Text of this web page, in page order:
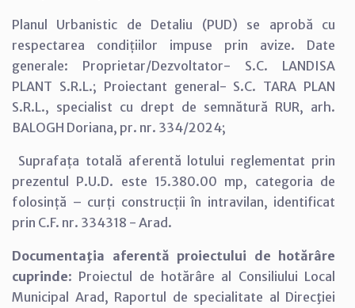
Planul Urbanistic de Detaliu (PUD) se aprobă cu
respectarea condițiilor impuse prin avize. Date
generale: Proprietar/Dezvoltator- S.C. LANDISA
PLANT S.R.L.; Proiectant general- S.C. TARA PLAN
S.R.L., specialist cu drept de semnătură RUR, arh.
BALOGH Doriana, pr. nr. 334/2024;
Suprafața totală aferentă lotului reglementat prin
prezentul P.U.D. este 15.380.00 mp, categoria de
folosință – curți construcții în intravilan, identificat
prin C.F. nr. 334318 - Arad.
Documentaţia aferentă proiectului de hotărâre
cuprinde: Proiectul de hotărâre al Consiliului Local
Municipal Arad, Raportul de specialitate al Direcţiei